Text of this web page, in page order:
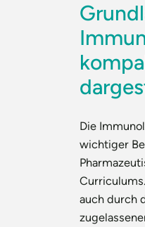
Die
wichtiger
auch durch